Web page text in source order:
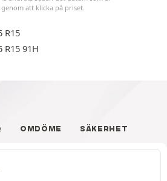
att klicka på priset.
R15
R15 91H
OMDÖME SÄKERHET